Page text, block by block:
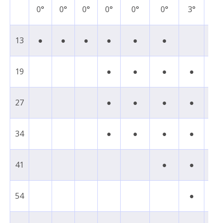
0° 0° 0° 0° 0° 0° 3°
13 ● ● ● ● ● ●
19 ● ● ● ●
27 ● ● ● ●
34 ● ● ● ●
41 ● ●
54 ●